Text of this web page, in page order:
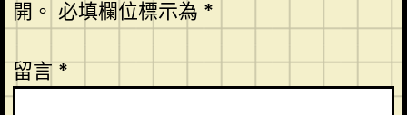
開。 必填欄位標示為 *
留言*